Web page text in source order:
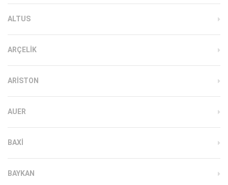
ALTUS
ARÇELIK
ARISTON
AUER
BAXI
BAYKAN